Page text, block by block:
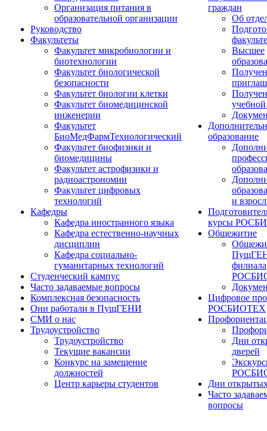
Организация питания в
образовательной организации
Руководство
Факультеты
Факультет микробиологии и
биотехнологии
Факультет биологической
безопасности
Факультет биологии клетки
Факультет биомедицинской
инженерии
Факультет
БиоМедФармТехнологический
Факультет биофизики и
биомедицины
Факультет астрофизики и
радиоастрономии
Факультет цифровых
технологий
Кафедры
Кафедра иностранного языка
Кафедра естественно-научных
дисциплин
Кафедра социально-
гуманитарных технологий
Студенческий кампус
Часто задаваемые вопросы
Комплексная безопасность
Они работали в ПущГЕНИ
СМИ о нас
Трудоустройство
Трудоустройство
Текущие вакансии
Конкурс на замещение
должностей
Центр карьеры студентов
граждан
Об
Высшее
образование
и
курсы
Общежитие
филиала
Цифровое
РОСБИОТЕХ
Дни
дверей
Дни
Часто
вопросы